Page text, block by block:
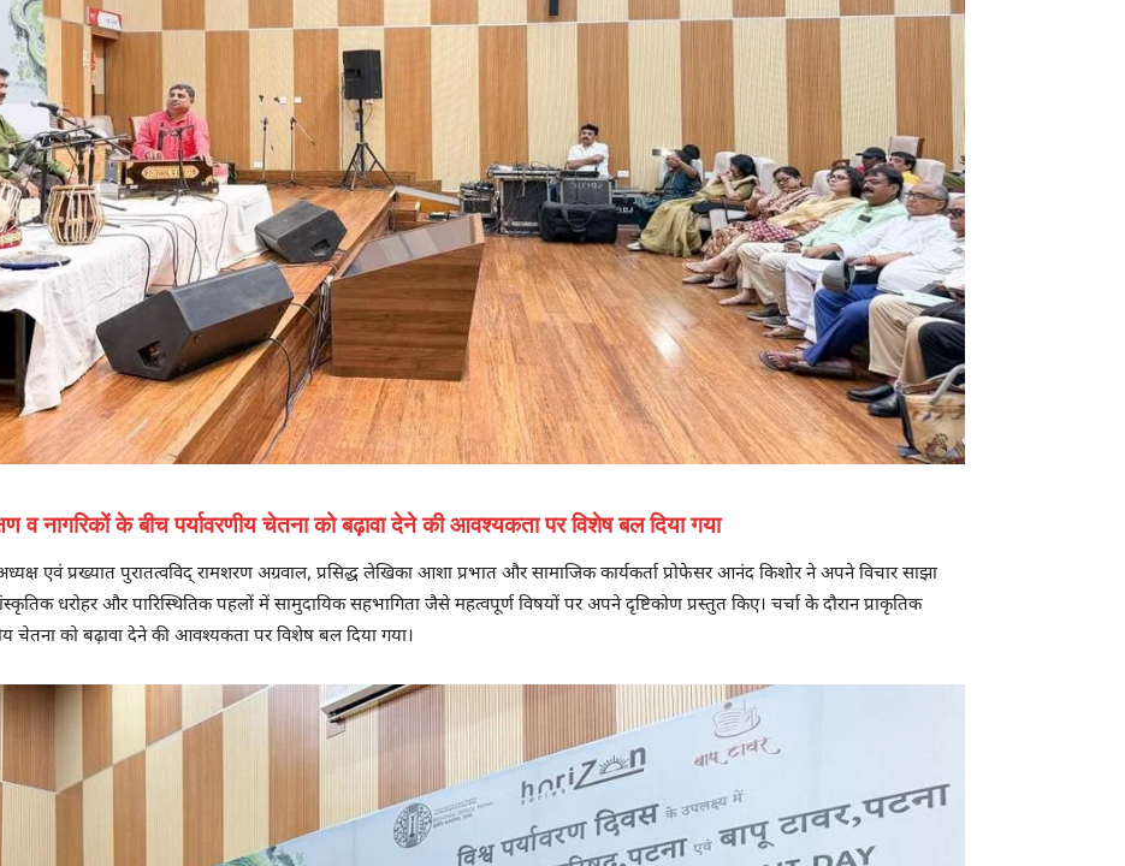
व नागरिकों के बीच पर्यावरणीय चेतना को बढ़ावा देने की आवश्यकता पर विशेष बल दिया गया
एवं प्रख्यात पुरातत्वविद् रामशरण अग्रवाल, प्रसिद्ध लेखिका आशा प्रभात और सामाजिक कार्यकर्ता प्रोफेसर आनंद किशोर ने अपने विचार साझा
धरोहर और पारिस्थितिक पहलों में सामुदायिक सहभागिता जैसे महत्वपूर्ण विषयों पर अपने दृष्टिकोण प्रस्तुत किए। चर्चा के दौरान प्राकृतिक
चेतना को बढ़ावा देने की आवश्यकता पर विशेष बल दिया गया।